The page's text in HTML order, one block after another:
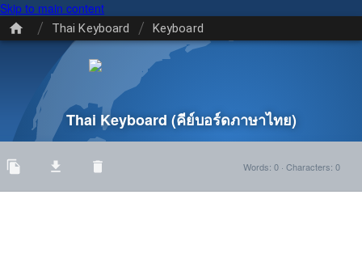
Skip to main content
/ Thai Keyboard / Keyboard
Thai Keyboard (คีย์บอร์ดภาษาไทย)
Words: 0· Characters: 0